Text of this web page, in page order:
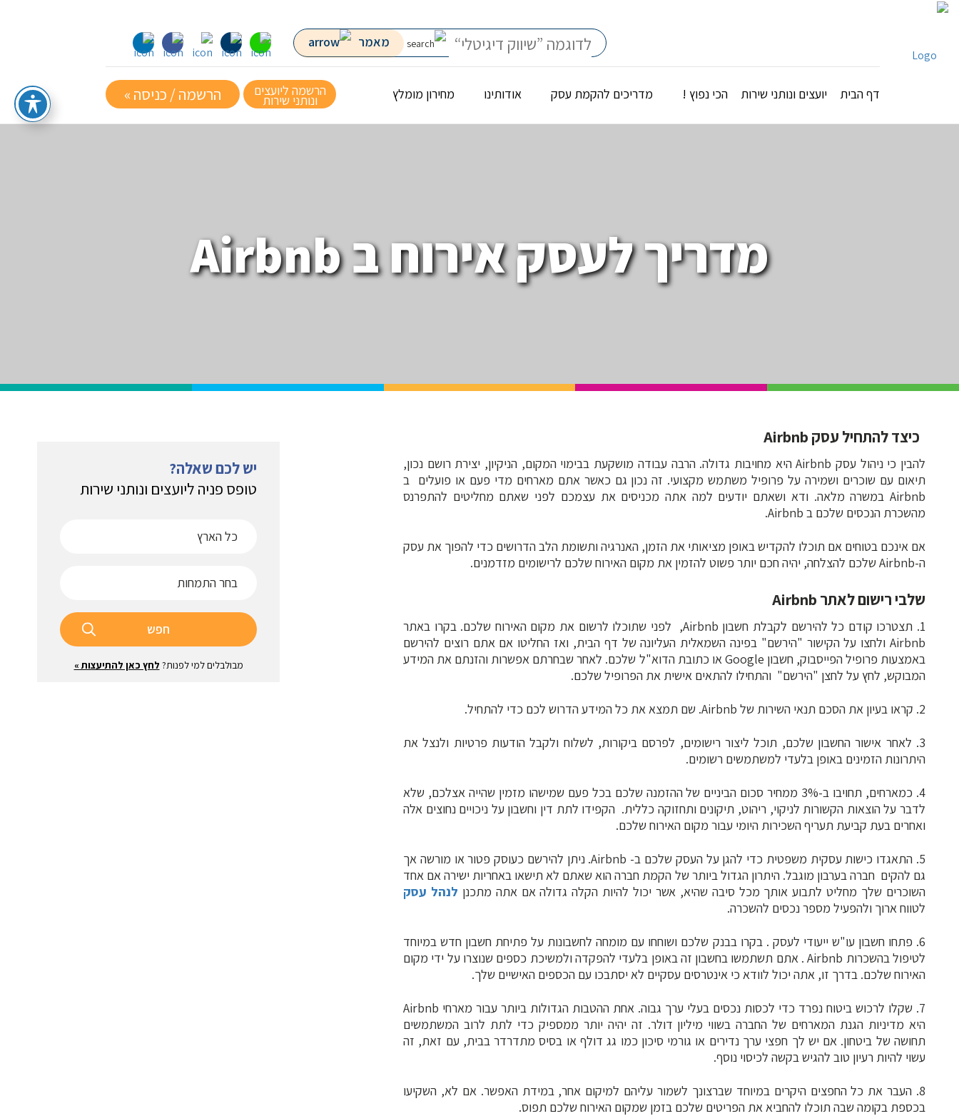
מאמר
דף הבית יועצים ונותני שירות הכי נפוץ ! מדריכים להקמת עסק אודותינו מחירון מומלץ הרשמה / כניסה » הרשמה ליועצים
ונותני שירות
מדריך לעסק אירוח ב Airbnb
כיצד להתחיל עסק Airbnb
להבין כי ניהול עסק Airbnb היא מחויבות גדולה. הרבה עבודה מושקעת בבימוי המקום, הניקיון, יצירת רושם נכון,
תיאום עם שוכרים ושמירה על פרופיל משתמש מקצועי. זה נכון גם כאשר אתם מארחים מדי פעם או פועלים ב
Airbnb במשרה מלאה. ודא ושאתם יודעים למה אתה מכניסים את עצמכם לפני שאתם מחליטים להתפרנס
מהשכרת הנכסים שלכם ב Airbnb.
אם אינכם בטוחים אם תוכלו להקדיש באופן מציאותי את הזמן, האנרגיה ותשומת הלב הדרושים כדי להפוך את עסק
ה-Airbnb שלכם להצלחה, יהיה חכם יותר פשוט להזמין את מקום האירוח שלכם לרישומים מזדמנים.
שלבי רישום לאתר Airbnb
1. תצטרכו קודם כל להירשם לקבלת חשבון Airbnb, לפני שתוכלו לרשום את מקום האירוח שלכם. בקרו באתר
Airbnb ולחצו על הקישור "הירשם" בפינה השמאלית העליונה של דף הבית, ואז החליטו אם אתם רוצים להירשם
באמצעות פרופיל הפייסבוק, חשבון Google או כתובת הדוא"ל שלכם. לאחר שבחרתם אפשרות והזנתם את המידע
המבוקש, לחץ על לחצן "הירשם" והתחילו להתאים אישית את הפרופיל שלכם.
2. קראו בעיון את הסכם תנאי השירות של Airbnb. שם תמצא את כל המידע הדרוש לכם כדי להתחיל.
3. לאחר אישור החשבון שלכם, תוכל ליצור רישומים, לפרסם ביקורות, לשלוח ולקבל הודעות פרטיות ולנצל את
היתרונות הזמינים באופן בלעדי למשתמשים רשומים.
4. כמארחים, תחויבו ב-3% ממחיר סכום הביניים של ההזמנה שלכם בכל פעם שמישהו מזמין שהייה אצלכם, שלא
לדבר על הוצאות הקשורות לניקוי, ריהוט, תיקונים ותחזוקה כללית. הקפידו לתת דין וחשבון על ניכויים נחוצים אלה
ואחרים בעת קביעת תעריף השכירות היומי עבור מקום האירוח שלכם.
5. התאגדו כישות עסקית משפטית כדי להגן על העסק שלכם ב- Airbnb. ניתן להירשם כעוסק פטור או מורשה אך
גם להקים חברה בערבון מוגבל. היתרון הגדול ביותר של הקמת חברה הוא שאתם לא תישאו באחריות ישירה אם אחד
השוכרים שלך מחליט לתבוע אותך מכל סיבה שהיא, אשר יכול להיות הקלה גדולה אם אתה מתכנן לנהל עסק
לטווח ארוך ולהפעיל מספר נכסים להשכרה.
6. פתחו חשבון עו"ש ייעודי לעסק . בקרו בבנק שלכם ושוחחו עם מומחה לחשבונות על פתיחת חשבון חדש במיוחד
לטיפול בהשכרות Airbnb . אתם תשתמשו בחשבון זה באופן בלעדי להפקדה ולמשיכת כספים שנוצרו על ידי מקום
האירוח שלכם. בדרך זו, אתה יכול לוודא כי אינטרסים עסקיים לא יסתבכו עם הכספים האישיים שלך.
7. שקלו לרכוש ביטוח נפרד כדי לכסות נכסים בעלי ערך גבוה. אחת ההטבות הגדולות ביותר עבור מארחי Airbnb
היא מדיניות הגנת המארחים של החברה בשווי מיליון דולר. זה יהיה יותר ממספיק כדי לתת לרוב המשתמשים
תחושה של ביטחון. אם יש לך חפצי ערך נדירים או גורמי סיכון כמו גג דולף או בסיס מתדרדר בבית, עם זאת, זה
עשוי להיות רעיון טוב להגיש בקשה לכיסוי נוסף.
8. העבר את כל החפצים היקרים במיוחד שברצונך לשמור עליהם למיקום אחר, במידת האפשר. אם לא, השקיעו
בכספת בקומה שבה תוכלו להחביא את הפריטים שלכם בזמן שמקום האירוח שלכם תפוס.
יש לכם שאלה?
טופס פניה ליועצים ונותני שירות
חפש
מבולבלים למי לפנות? לחץ כאן להתיעצות »